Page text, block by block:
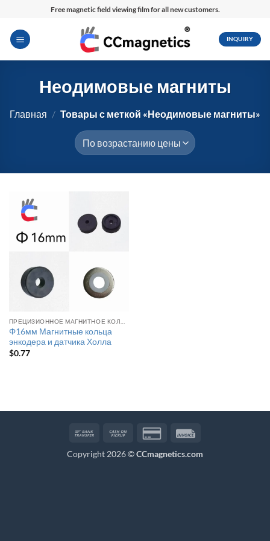
содержимому
Free magnetic field viewing film for all new customers.
INQUIRY
Неодимовые магниты
Главная / Товары с меткой «Неодимовые магниты»
ПРЕЦИЗИОННОЕ МАГНИТНОЕ КОЛЬЦО ДЛЯ МОТОРА
Φ16мм Магнитные кольца
энкодера и датчика Холла
$0.77
Bank
Cash
Pickup
Credit
2
Copyright 2026 ©CCmagnetics.com